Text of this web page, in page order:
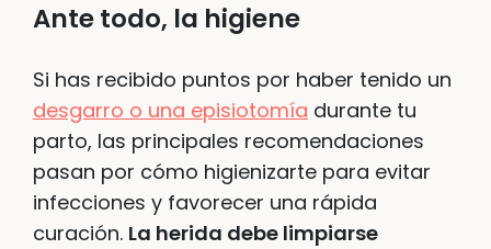
Ante todo, la higiene
Si has recibido puntos por haber tenido un
desgarro o una episiotomía durante tu
parto, las principales recomendaciones
pasan por cómo higienizarte para evitar
infecciones y favorecer una rápida
curación. La herida debe limpiarse